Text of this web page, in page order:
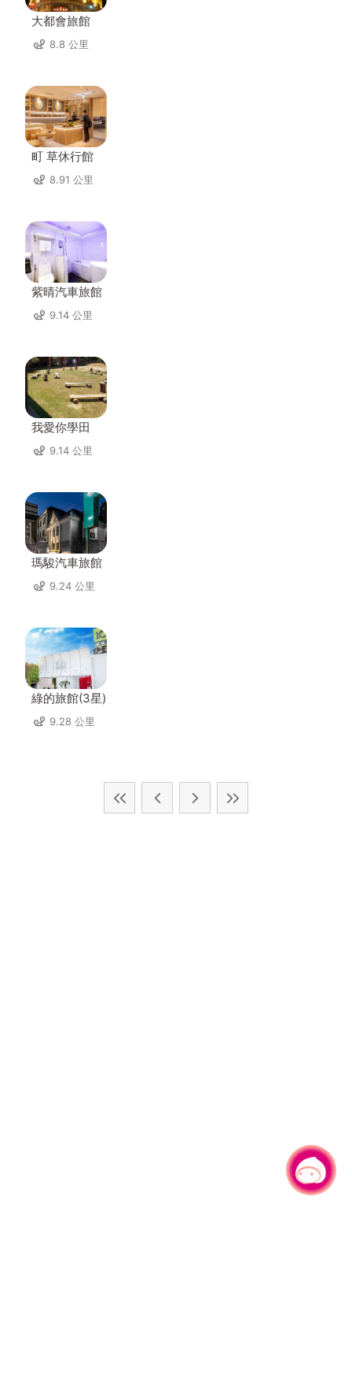
大都會旅館
8.8 公里
町 草休行館
8.91 公里
紫晴汽車旅館
9.14 公里
我愛你學田
9.14 公里
瑪駿汽車旅館
9.24 公里
綠的旅館(3星)
9.28 公里